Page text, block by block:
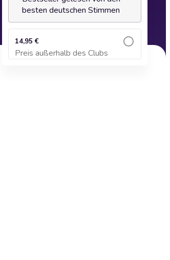
besten deutschen Stimmen
14,95 €
Preis außerhalb des Clubs
Zum Warenkorb hinzufügen